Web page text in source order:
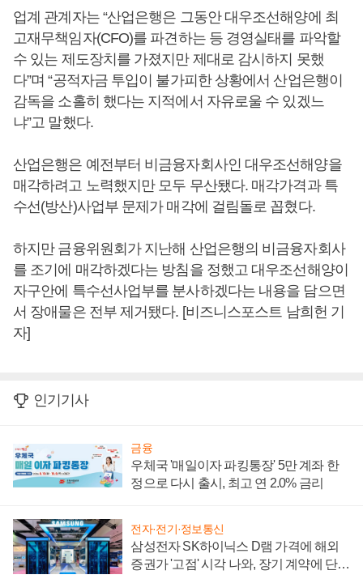
업계 관계자는 “산업은행은 그동안 대우조선해양에 최
고재무책임자(CFO)를 파견하는 등 경영실태를 파악할
수 있는 제도장치를 가졌지만 제대로 감시하지 못했
다”며 “공적자금 투입이 불가피한 상황에서 산업은행이
감독을 소홀히 했다는 지적에서 자유로울 수 있겠느
냐”고 말했다.
산업은행은 예전부터 비금융자회사인 대우조선해양을
매각하려고 노력했지만 모두 무산됐다. 매각가격과 특
수선(방산)사업부 문제가 매각에 걸림돌로 꼽혔다.
하지만 금융위원회가 지난해 산업은행의 비금융자회사
를 조기에 매각하겠다는 방침을 정했고 대우조선해양이
자구안에 특수선사업부를 분사하겠다는 내용을 담으면
서 장애물은 전부 제거됐다. [비즈니스포스트 남희헌 기
자]
인기기사
금융
우체국 '매일이자 파킹통장' 5만 계좌 한
정으로 다시 출시, 최고 연 2.0% 금리
전자·전기·정보통신
삼성전자 SK하이닉스 D램 가격에 해외
증권가 '고점' 시각 나와, 장기 계약에 단점